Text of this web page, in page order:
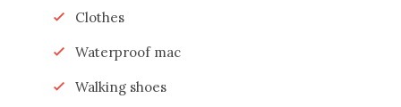
Clothes
Waterproof mac
Walking shoes